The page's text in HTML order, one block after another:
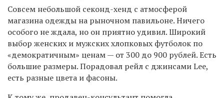
Совсем небольшой секонд-хенд с атмосферой
магазина одежды на рыночном павильоне. Ничего
особого не ждала, но он приятно удивил. Широкий
выбор женских и мужских хлопковых футболок по
«демократичным» ценам — от 300 до 900 рублей. Есть
большие размеры. Порадовал рейл с джинсами Lee,
есть разные цвета и фасоны.